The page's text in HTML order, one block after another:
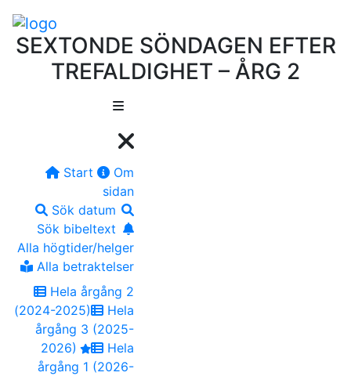
SEXTONDE SÖNDAGEN EFTER
TREFALDIGHET – ÅRG 2
Start
Om
sidan
Sök datum
Sök bibeltext
Alla högtider/helger
Alla betraktelser
Hela årgång 2
(2024-2025)
Hela
årgång 3 (2025-
2026)
Hela
årgång 1 (2026-